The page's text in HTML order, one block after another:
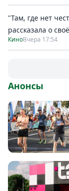
"Там, где нет
рассказала о
КиноВчера 17:54
Анонсы